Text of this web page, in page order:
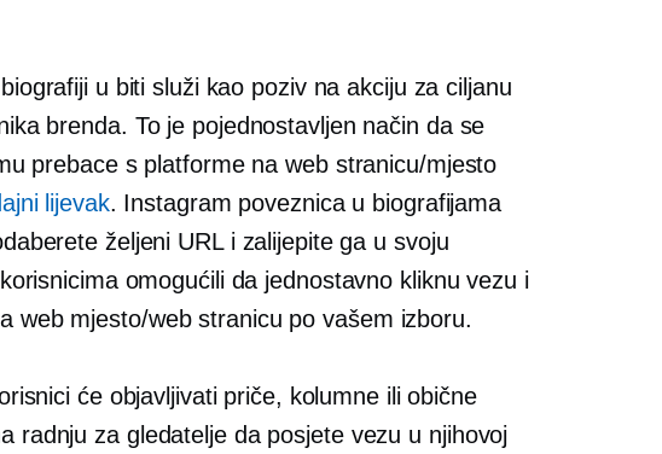
u biti služi kao poziv na akciju za ciljanu
brenda. To je pojednostavljen način da se
prebace s platforme na web stranicu/mjesto
lijevak. Instagram poveznica u biografijama
željeni URL i zalijepite ga u svoju
omogućili da jednostavno kliknu vezu i
web mjesto/web stranicu po vašem izboru.
će objavljivati ​​priče, kolumne ili obične
radnju za gledatelje da posjete vezu u njihovoj